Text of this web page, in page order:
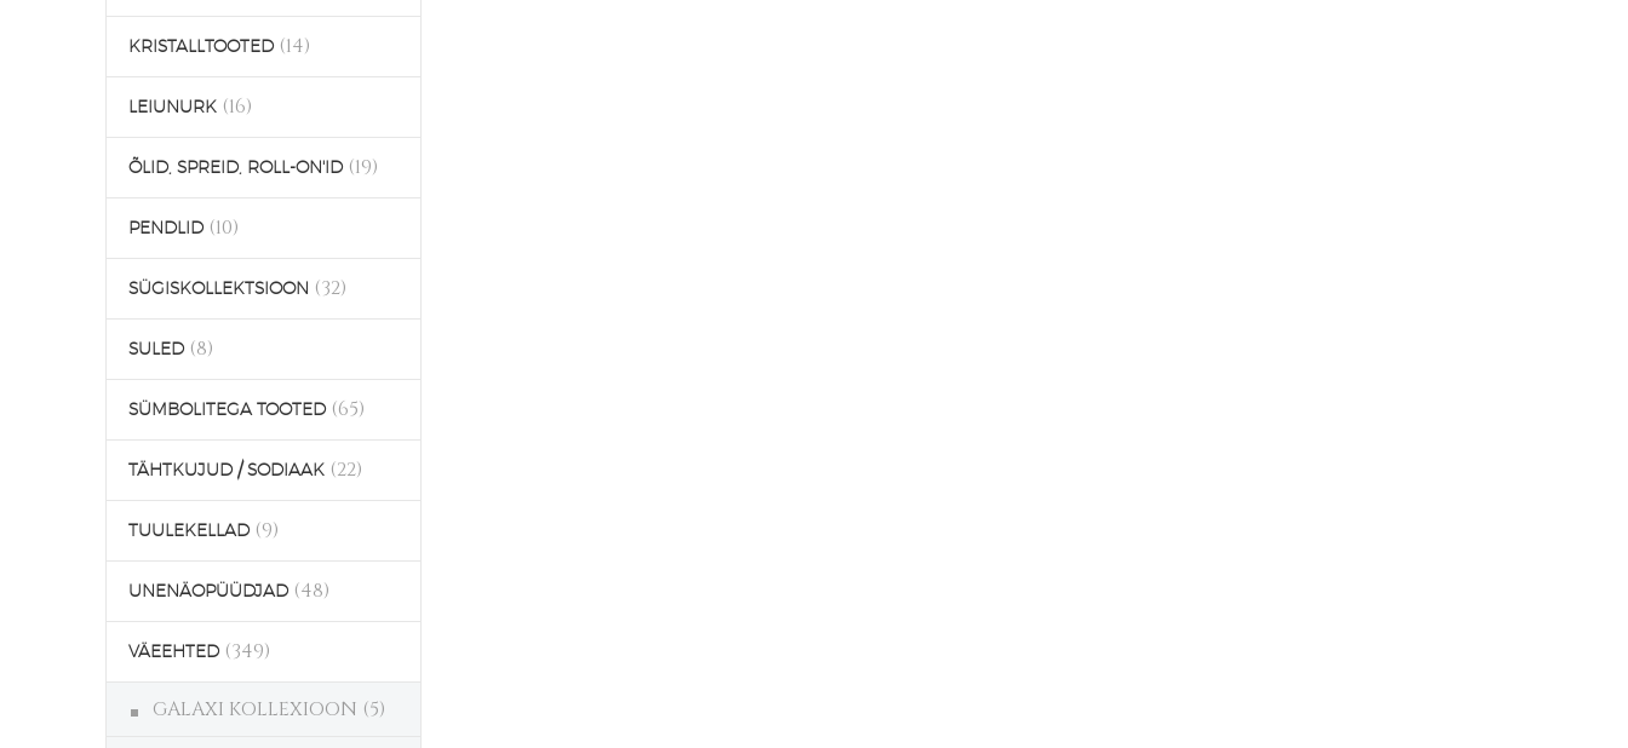
KRISTALLTOOTED (14)
LEIUNURK (16)
ÕLID, SPREID, ROLL-ON'ID (19)
PENDLID (10)
SÜGISKOLLEKTSIOON (32)
SULED (8)
SÜMBOLITEGA TOOTED (65)
TÄHTKUJUD / SODIAAK (22)
TUULEKELLAD (9)
UNENÄOPÜÜDJAD (48)
VÄEEHTED (349)
GALAXI KOLLEXIOON (5)